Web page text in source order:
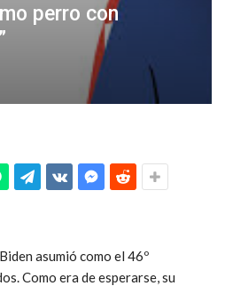
perro con
asumió como el 46º
Como era de esperarse, su